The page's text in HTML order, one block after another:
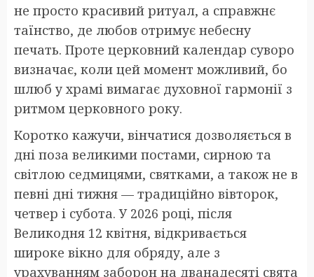
не просто красивий ритуал, а справжнє
таїнство, де любов отримує небесну
печать. Проте церковний календар суворо
визначає, коли цей момент можливий, бо
шлюб у храмі вимагає духовної гармонії з
ритмом церковного року.
Коротко кажучи, вінчатися дозволяється в
дні поза великими постами, сирною та
світлою седмицями, святками, а також не в
певні дні тижня — традиційно вівторок,
четвер і субота. У 2026 році, після
Великодня 12 квітня, відкривається
широке вікно для обряду, але з
урахуванням заборон на дванадесяті свята